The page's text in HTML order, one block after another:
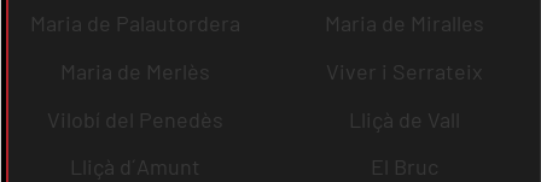
Maria de Palautordera
Maria de Miralles
Maria de Merlès
Viver i Serrateix
Vilobí del Penedès
Lliçà de Vall
Lliçà d´Amunt
El Bruc